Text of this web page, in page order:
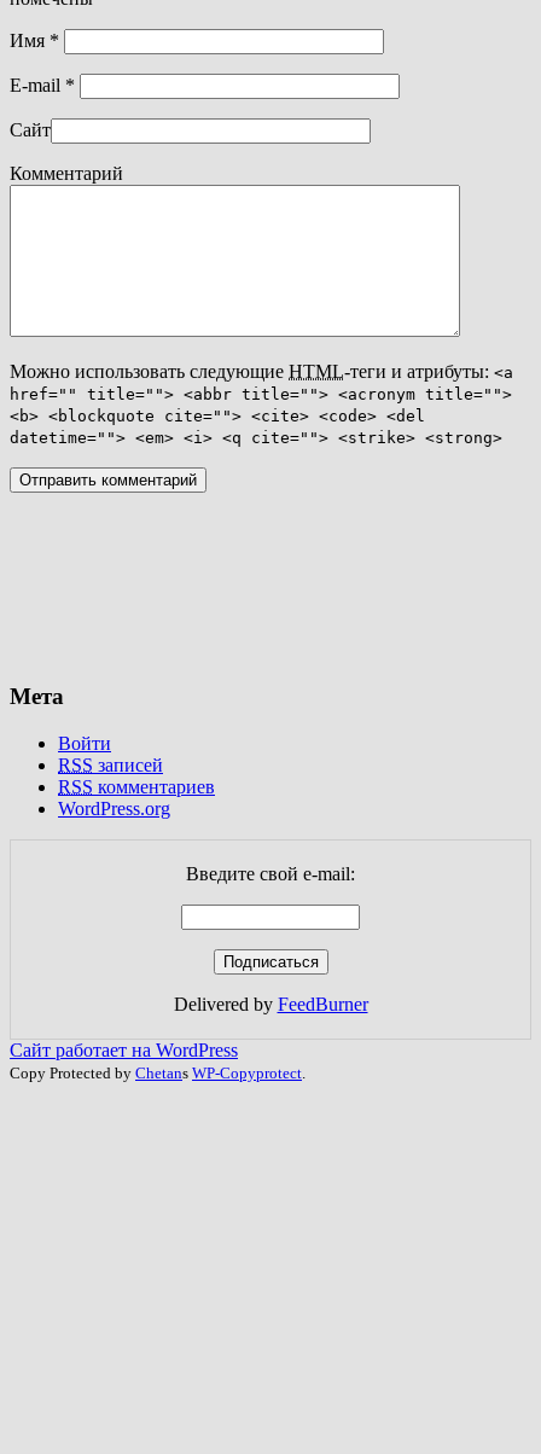
Имя *
E-mail *
Сайт
Комментарий
Можно использовать следующие HTML-теги и атрибуты: <a
href="" title=""> <abbr title=""> <acronym title="">
<b> <blockquote cite=""> <cite> <code> <del
datetime=""> <em> <i> <q cite=""> <strike> <strong>
Мета
Войти
RSS записей
RSS комментариев
WordPress.org
Введите свой e-mail:
Delivered by FeedBurner
Сайт работает на WordPress
Copy Protected by Chetans WP-Copyprotect.